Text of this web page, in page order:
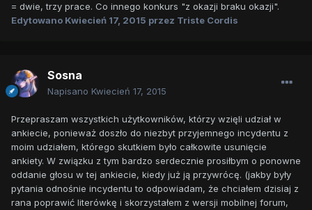
= dwie, trzy prace. Co innego konkurs "z okazji braku okazji".
Edytowano Kwiecień 17, 2015 przez Triste Cordis
Sosna
Napisano Kwiecień 17, 2015
Przepraszam wszystkich użytkowników, którzy wzięli udział w
ankiecie, ponieważ doszło do niezbyt przyjemnego incydentu z
moim udziałem, którego skutkiem było całkowite usunięcie
ankiety. W związku z tym bardzo serdecznie prosiłbym o ponowne
oddanie głosu w tej ankiecie, kiedy już ją przywrócę. (jakby były
pytania odnośnie incydentu to odpowiadam, że chciałem dzisiaj z
rana poprawić literówkę i skorzystałem z wersji mobilnej forum,